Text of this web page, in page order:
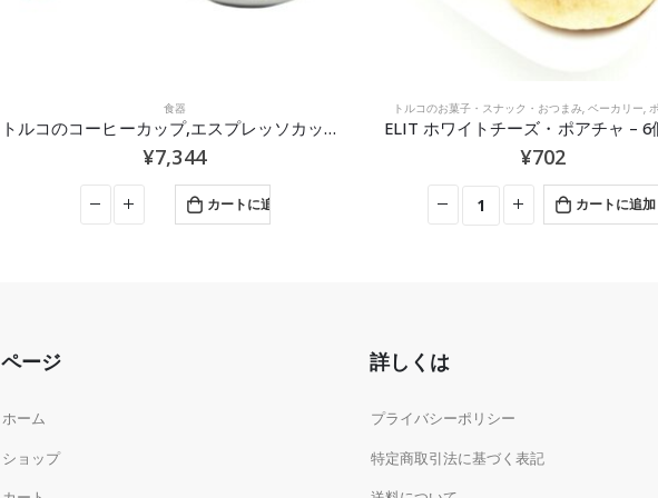
トルコのお菓子・スナック・おつまみ
ELIT ホワイトチーズ・ポアチャ – 6個入り
¥702
カートに追加
肉
SADIA グリラー700g – 1300g
435–¥
オプションを選択
ページ
ホーム
ショップ
詳しくは
プライバシーポリシー
特定商取引法に基づく表記